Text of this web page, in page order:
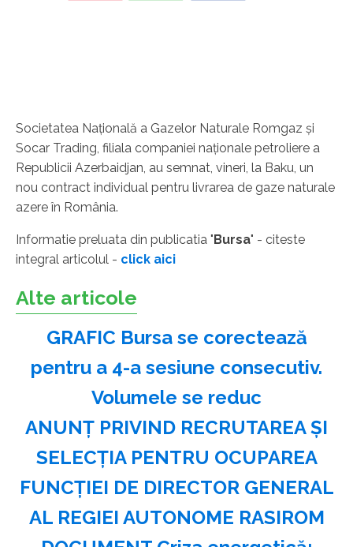
Societatea Naţională a Gazelor Naturale Romgaz şi
Socar Trading, filiala companiei naţionale petroliere a
Republicii Azerbaidjan, au semnat, vineri, la Baku, un
nou contract individual pentru livrarea de gaze naturale
azere în România.
Informatie preluata din publicatia "Bursa" - citeste
integral articolul - click aici
Alte articole
GRAFIC Bursa se corectează
pentru a 4-a sesiune consecutiv.
Volumele se reduc
ANUNŢ PRIVIND RECRUTAREA ŞI
SELECŢIA PENTRU OCUPAREA
FUNCŢIEI DE DIRECTOR GENERAL
AL REGIEI AUTONOME RASIROM